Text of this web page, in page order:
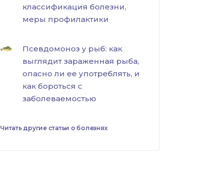
классификация болезни,
меры профилактики
Псевдомоноз у рыб: как
выглядит зараженная рыба,
опасно ли ее употреблять, и
как бороться с
заболеваемостью
Читать другие статьи о болезнях